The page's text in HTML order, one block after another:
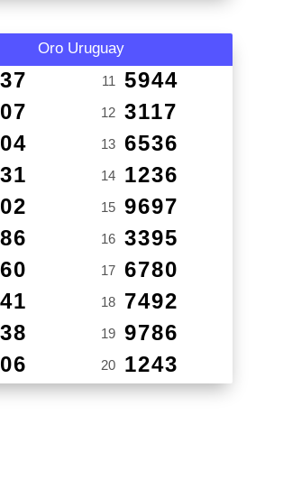
Oro Uruguay
11 5944
12 3117
13 6536
14 1236
15 9697
16 3395
17 6780
18 7492
19 9786
20 1243